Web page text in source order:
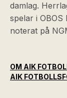
damlag.
spelar i
noterat på
OM AIK
AIK